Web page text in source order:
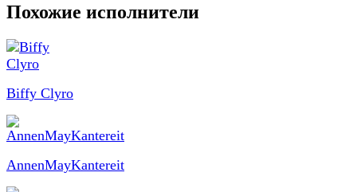
Похожие исполнители
Biffy Clyro
AnnenMayKantereit